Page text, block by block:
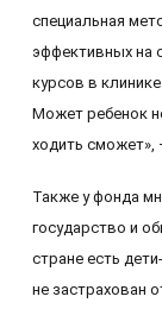
специальная
эффективных на
курсов в
Может ребенок
ходить сможет»,
Также у фонда
государство и
стране есть
не застрахован